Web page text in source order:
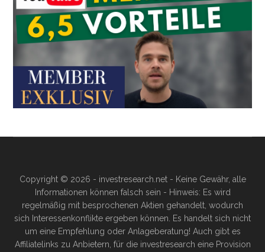
Copyright © 2026 - investresearch.net - Keine Gewähr, alle
Informationen können falsch sein - Hinweis: Es wird
regelmäßig mit besprochenen Aktien gehandelt, wodurch
sich Interessenkonflikte ergeben können. Es handelt sich nicht
um eine Empfehlung oder Anlageberatung! Auch gibt es
Affiliatelinks zu Anbietern, für die investresearch eine Provision